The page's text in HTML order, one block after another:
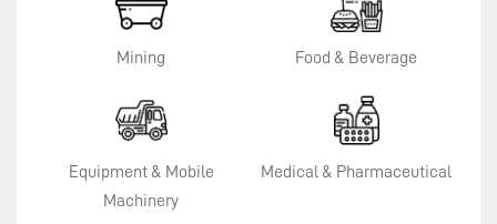
Mining Food & Beverage
Equipment & Mobile
Machinery
Medical & Pharmaceutical